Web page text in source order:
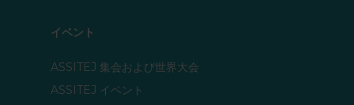
イベント
ASSITEJ 集会および世界大会
ASSITEJ イベント